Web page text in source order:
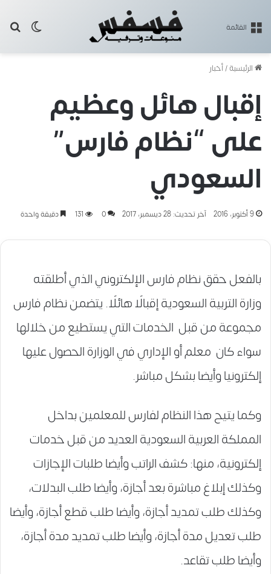
القائمة
الرئيسية/أخبار
إقبال هائل وعظيم
على “نظام فارس”
السعودي
9 أكتوبر، 2016 آخر تحديث: 28 ديسمبر، 2017 0
131 دقيقة واحدة
بالفعل حقق نظام فارس الإلكتروني الذي أطلقته
وزارة التربية السعودية إقبالًا هائلًا. يتضمن نظام فارس
مجموعة من قبل الخدمات التي يستطيع من خلالها
سواء كان معلم أو الإداري في الوزارة الحصول عليها
إلكترونيا وأيضا بشكل مباشر.
وكما يتيح هذا النظام لفارس للمعلمين بداخل
المملكة العربية السعودية العديد من قبل خدمات
إلكترونية، منها: كشف الراتب وأيضا طلبات الإجازات
وكذلك إبلاغ مباشرة بعد أجازة، وأيضا طلب البدلات،
وكذلك طلب تمديد أجازة، وأيضا طلب قطع أجازة، وأيضا
طلب تعديل مدة أجازة، وأيضا طلب تمديد مدة أجازة،
وأيضا طلب تقاعد.